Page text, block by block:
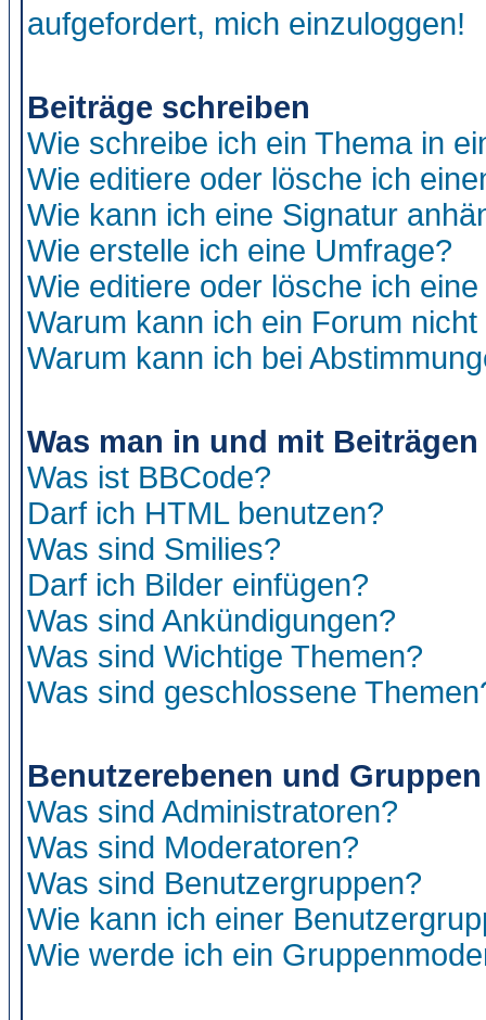
aufgefordert, mich einzuloggen!
Beiträge schreiben
Wie schreibe ich ein Thema in
Wie editiere oder lösche ich
Wie kann ich eine Signatur
Wie erstelle ich eine Umfrage?
Wie editiere oder lösche ich
Warum kann ich ein Forum
Warum kann ich bei
Was man in und mit
Was ist BBCode?
Darf ich HTML benutzen?
Was sind Smilies?
Darf ich Bilder einfügen?
Was sind Ankündigungen?
Was sind Wichtige Themen?
Was sind geschlossene
Benutzerebenen und Gruppen
Was sind Administratoren?
Was sind Moderatoren?
Was sind Benutzergruppen?
Wie kann ich einer
Wie werde ich ein